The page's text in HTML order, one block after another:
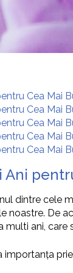
Cea Mai
Cea Mai
Cea Mai
Cea Mai
Cea Mai
Ani
dintre cele
noastre. De
multi ani,